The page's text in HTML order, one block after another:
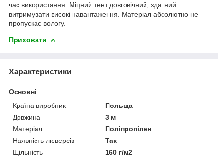
час використання. Міцний тент довговічний, здатний
витримувати високі навантаження. Матеріал абсолютно не
пропускає вологу.
Приховати
Характеристики
Основні
Країна виробник
Польща
Довжина
3 м
Матеріал
Поліпропілен
Наявність люверсів
Так
Щільність
160 г/м2